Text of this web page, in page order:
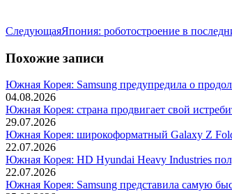
СледующаяСледующая
Япония: роботостроение в
Похожие записи
Южная Корея: Samsung предупредила о
04.08.2026
Южная Корея: страна продвигает свой
29.07.2026
Южная Корея: широкоформатный Galaxy Z
22.07.2026
Южная Корея: HD Hyundai Heavy Industries
22.07.2026
Южная Корея: Samsung представила самую